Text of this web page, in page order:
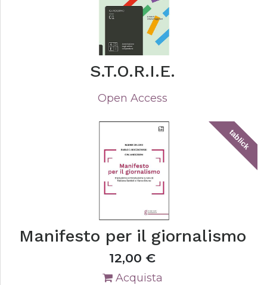
S.T.O.R.I.E.
Open Access
tablick
Manifesto per il giornalismo
12,00 €
Acquista